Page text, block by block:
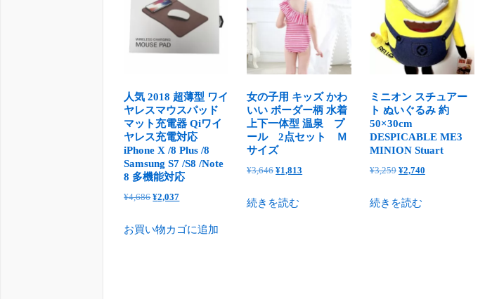
人気 2018 超薄型 ワイ
ヤレスマウスパッド
マット充電器 Qiワイ
ヤレス充電対応
iPhone X /8 Plus /8
Samsung S7 /S8 /Note
8 多機能対応
¥4,686元
価
¥2,037現
の
お買い物カゴに追加
女の子用 キッズ かわ
いい ボーダー柄 水着
上下一体型 温泉 プ
ール 2点セット Ｍ
サイズ
¥3,646 元
価
¥1,813
続きを読む
ミニオン スチュアー
ト ぬいぐるみ 約
50×30cm
DESPICABLE ME3
MINION Stuart
¥3,259 元
価
¥2,740現
続きを読む